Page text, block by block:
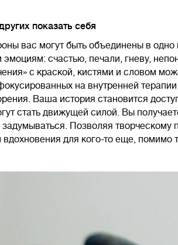
показать себя
вас могут быть объединены в
счастью, печали, гневу,
с краской, кистями и словом
на внутренней
Ваша история становится
стать движущей силой. Вы
Позволяя творческому
для кого-то еще, помимо